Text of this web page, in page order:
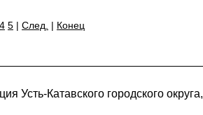
4 5 | След. | Конец
Усть-Катавского городского